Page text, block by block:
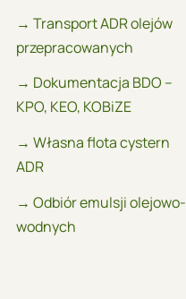
→ Transport ADR olejów
przepracowanych
→ Dokumentacja BDO –
KPO, KEO, KOBiZE
→ Własna flota cystern
ADR
→ Odbiór emulsji olejowo-
wodnych